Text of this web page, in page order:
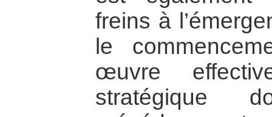
freins à
le
œuvre
stratégique